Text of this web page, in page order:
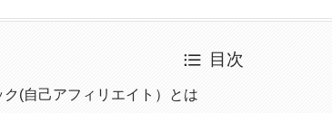
目次
ク(自己アフィリエイト）とは